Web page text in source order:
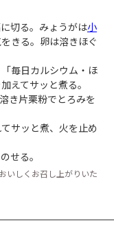
切る。みょうがは小
きる。卵は溶きほぐ
毎日カルシウム・ほ
えてサッと煮る。
き片栗粉でとろみを
サッと煮、火を止め
せる。
いしくお召し上がりいた